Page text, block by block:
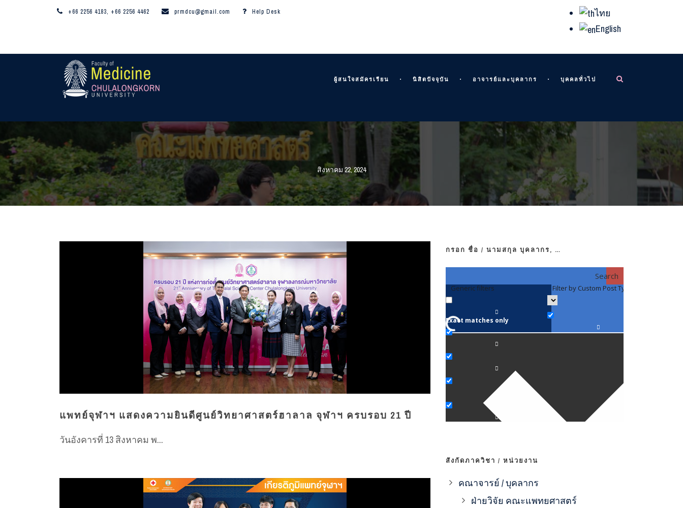
+66 2256 4183, +66 2256 4462 prmdcu@gmail.com Help Desk
ไทย
English
ผู้สนใจสมัครเรียน นิสิตปัจจุบัน อาจารย์และบุคลากร บุคคลทั่วไป
สิงหาคม 22, 2024
แพทย์จุฬาฯ แสดงความยินดีศูนย์วิทยาศาสตร์ฮาลาล จุฬาฯ ครบรอบ 21 ปี
วันอังคารที่ 13 สิงหาคม พ...
กรอก ชื่อ / นามสกุล บุคลากร, …
Search
Generic filters
Exact matches only
Filter by Custom Post Type
สังกัดภาควิชา / หน่วยงาน
คณาจารย์ / บุคลากร
ฝ่ายวิจัย คณะแพทยศาสตร์